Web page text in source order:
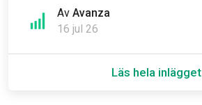
Av Avanza
16 jul 26
Läs hela inlägget